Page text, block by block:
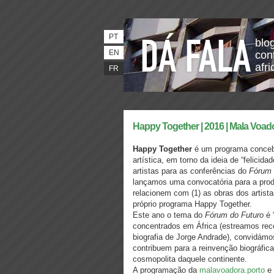
PT
EN
FR
Happy Together | 2016 | Mala
Happy Together é um programa
artística, em torno da ideia de
artistas para as conferências do Fórum
lançamos uma convocatória para a
relacionem com (1) as obras dos
próprio programa Happy Together.
Este ano o tema do Fórum do Futuro é
concentrados em África (estreamos
biografia de Jorge Andrade),
contribuem para a reinvenção
cosmopolita daquele continente.
A​ ​programação​ ​da​ ​malavoadora.porto​ ​ e​